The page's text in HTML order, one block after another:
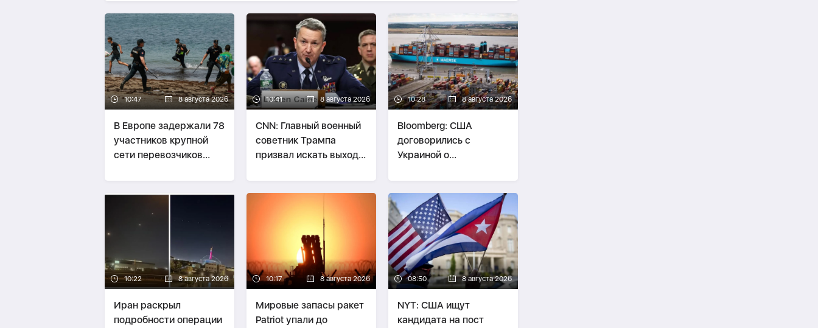
10:47 8 августа 2026
В Европе задержали 78
участников крупной
сети перевозчиков
10:41 8 августа 2026
CNN: Главный военный
советник Трампа
призвал искать выход
10:28 8 августа 2026
Bloomberg: США
договорились с
Украиной о
нефти Казахстана
10:22 8 августа 2026
Иран раскрыл
подробности операции
10:17 8 августа 2026
Мировые запасы ракет
Patriot упали до
08:50 8 августа 2026
NYT: США ищут
кандидата на пост